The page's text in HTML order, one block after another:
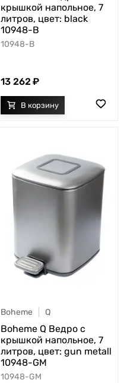
крышкой напольное, 7
литров, цвет: black
10948-B
10948-B
13 262
Boheme Q
Boheme Q Ведро с
крышкой напольное, 7
литров, цвет: gun metall
10948-GM
10948-GM